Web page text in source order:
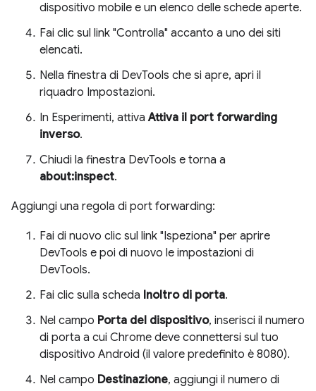
dispositivo mobile e un elenco delle schede aperte.
Fai clic sul link "Controlla" accanto a uno dei siti
elencati.
Nella finestra di DevTools che si apre, apri il
riquadro Impostazioni.
In Esperimenti, attivaAttiva il port forwarding
inverso.
Chiudi la finestra DevTools e torna a
about:inspect.
Aggiungi una regola di port forwarding:
Fai di nuovo clic sul link "Ispeziona" per aprire
DevTools e poi di nuovo le impostazioni di
DevTools.
Fai clic sulla scheda Inoltro di porta.
Nel campo Porta del dispositivo, inserisci il numero
di porta a cui Chrome deve connettersi sul tuo
dispositivo Android (il valore predefinito è 8080).
Nel campo Destinazione, aggiungi il numero di